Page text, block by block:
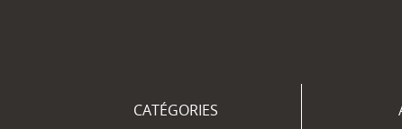
CATÉGORIES